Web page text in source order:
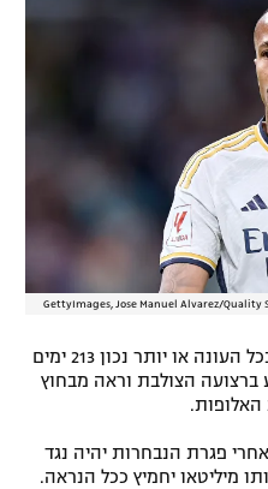
כזכור, מיליטאו היה פצוע כמעט בכל העונה או יותר נכון 213 ימים
הצולבת וראה מבחוץ
האלופות.
פגרת הנבחרות יהיה נגד
משחק שאותו מיליטאו יחמיץ ככל הנראה.